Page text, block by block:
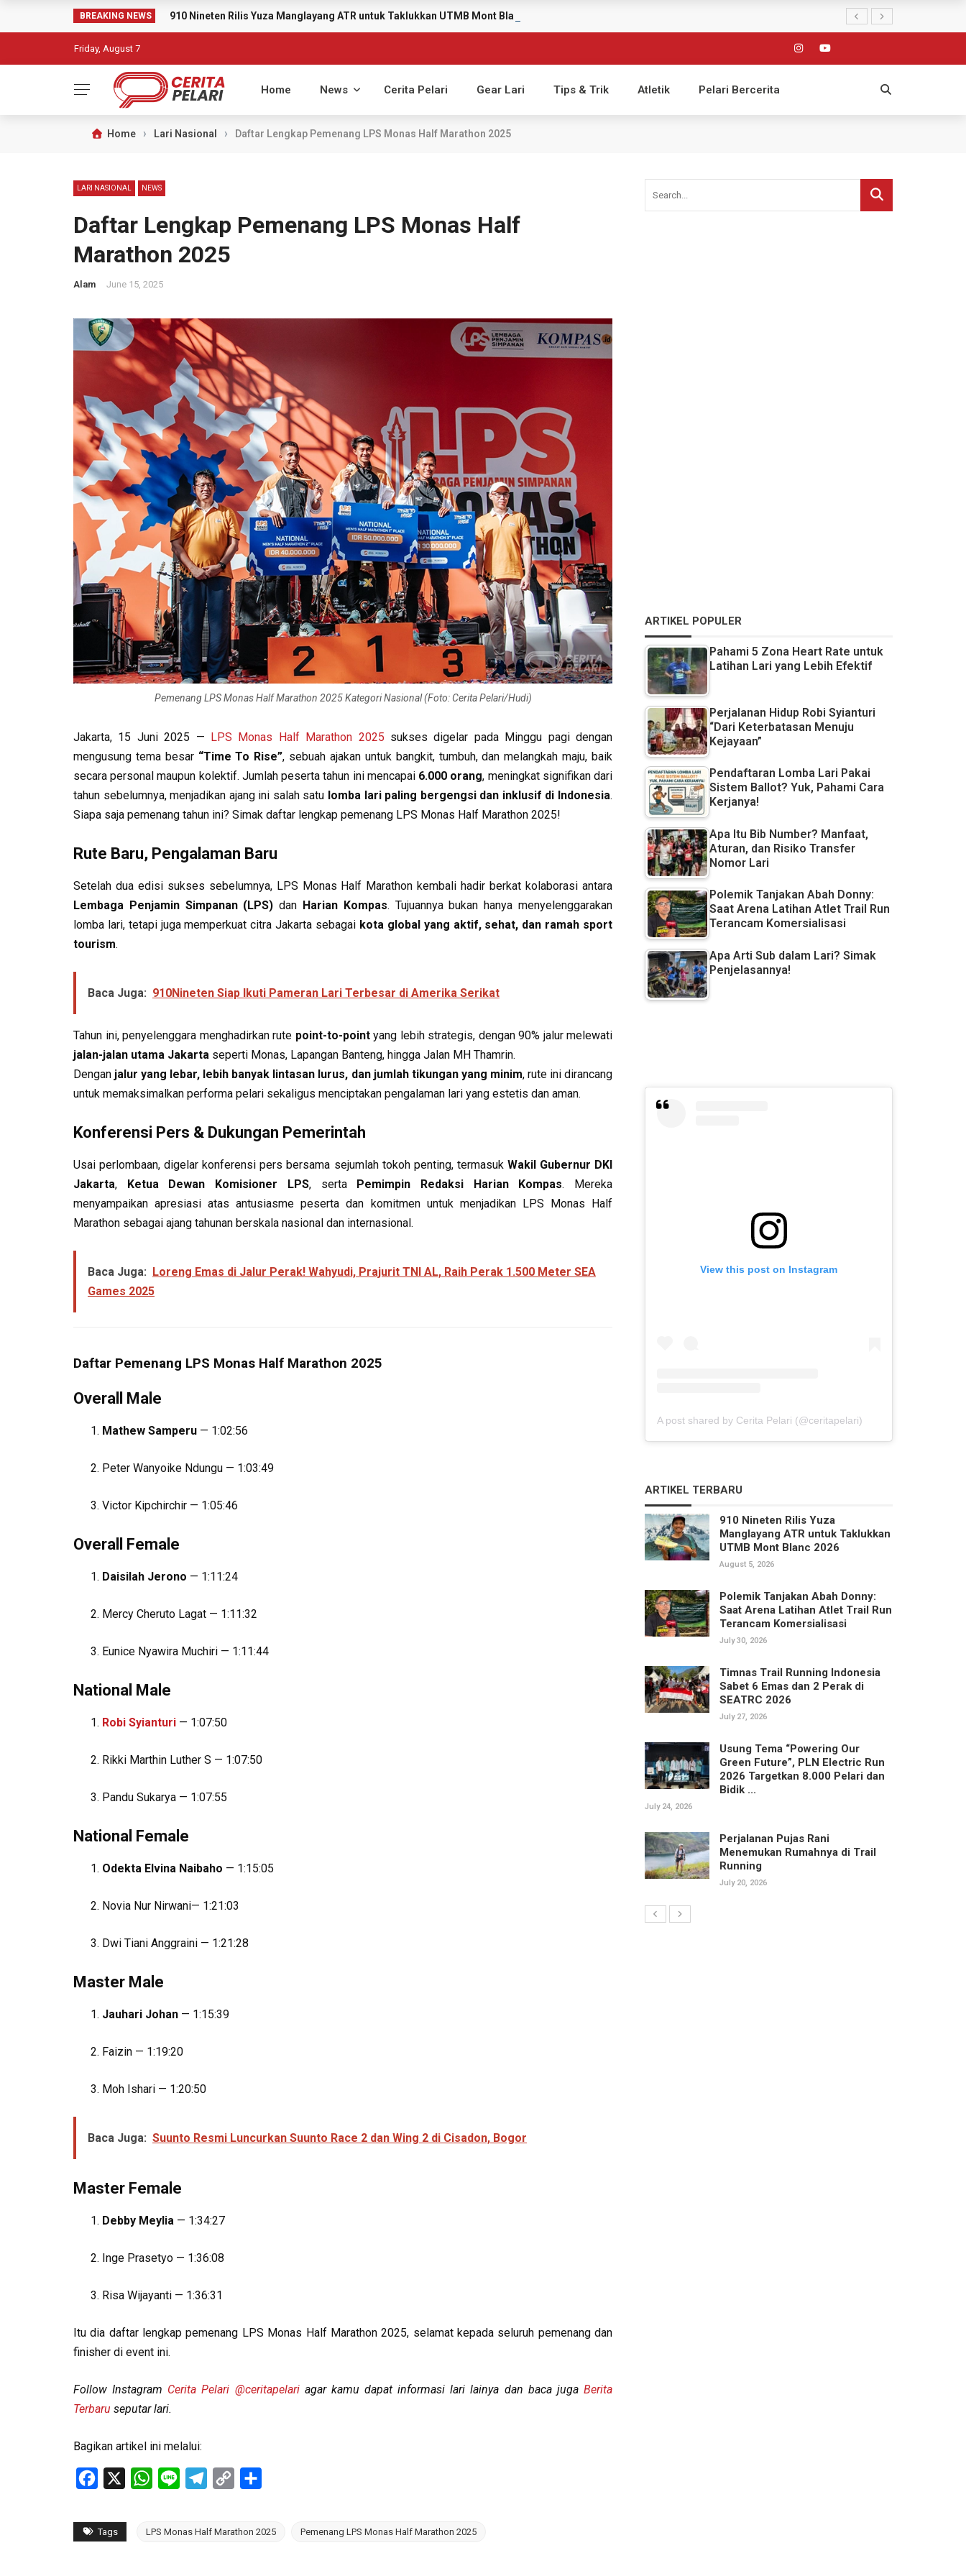
BREAKING NEWS 910 Nineten Rilis Yuza Manglayang ATR untuk Taklukkan UTMB Mont Blanc 2026
Friday, August 7
Home News Cerita Pelari Gear Lari Tips & Trik Atletik Pelari Bercerita
Home › Lari Nasional › Daftar Lengkap Pemenang LPS Monas Half Marathon 2025
LARI NASIONAL NEWS
Daftar Lengkap Pemenang LPS Monas Half
Marathon 2025
Alam June 15, 2025
Pemenang LPS Monas Half Marathon 2025 Kategori Nasional (Foto: Cerita Pelari/Hudi)
Jakarta, 15 Juni 2025 — LPS Monas Half Marathon 2025 sukses digelar pada Minggu pagi dengan
mengusung tema besar “Time To Rise”, sebuah ajakan untuk bangkit, tumbuh, dan melangkah maju, baik
secara personal maupun kolektif. Jumlah peserta tahun ini mencapai 6.000 orang, meningkat signifikan dari
tahun sebelumnya, menjadikan ajang ini salah satu lomba lari paling bergengsi dan inklusif di Indonesia.
Siapa saja pemenang tahun ini? Simak daftar lengkap pemenang LPS Monas Half Marathon 2025!
Rute Baru, Pengalaman Baru
Setelah dua edisi sukses sebelumnya, LPS Monas Half Marathon kembali hadir berkat kolaborasi antara
Lembaga Penjamin Simpanan (LPS) dan Harian Kompas. Tujuannya bukan hanya menyelenggarakan
lomba lari, tetapi juga memperkuat citra Jakarta sebagai kota global yang aktif, sehat, dan ramah sport
tourism.
Baca Juga: 910Nineten Siap Ikuti Pameran Lari Terbesar di Amerika Serikat
Tahun ini, penyelenggara menghadirkan rute point-to-pointyang lebih strategis, dengan 90% jalur melewati
jalan-jalan utama Jakarta seperti Monas, Lapangan Banteng, hingga Jalan MH Thamrin.
Dengan jalur yang lebar, lebih banyak lintasan lurus, dan jumlah tikungan yang minim, rute ini dirancang
untuk memaksimalkan performa pelari sekaligus menciptakan pengalaman lari yang estetis dan aman.
Konferensi Pers & Dukungan Pemerintah
Usai perlombaan, digelar konferensi pers bersama sejumlah tokoh penting, termasuk Wakil Gubernur DKI
Jakarta, Ketua Dewan Komisioner LPS, serta Pemimpin Redaksi Harian Kompas. Mereka
menyampaikan apresiasi atas antusiasme peserta dan komitmen untuk menjadikan LPS Monas Half
Marathon sebagai ajang tahunan berskala nasional dan internasional.
Baca Juga: Loreng Emas di Jalur Perak! Wahyudi, Prajurit TNI AL, Raih Perak 1.500 Meter SEA
Games 2025
Daftar Pemenang LPS Monas Half Marathon 2025
Overall Male
Mathew Samperu — 1:02:56
Peter Wanyoike Ndungu — 1:03:49
Victor Kipchirchir — 1:05:46
Overall Female
Daisilah Jerono — 1:11:24
Mercy Cheruto Lagat — 1:11:32
Eunice Nyawira Muchiri — 1:11:44
National Male
Robi Syianturi — 1:07:50
Rikki Marthin Luther S — 1:07:50
Pandu Sukarya — 1:07:55
National Female
Odekta Elvina Naibaho — 1:15:05
Novia Nur Nirwani— 1:21:03
Dwi Tiani Anggraini — 1:21:28
Master Male
Jauhari Johan — 1:15:39
Faizin — 1:19:20
Moh Ishari — 1:20:50
Baca Juga: Suunto Resmi Luncurkan Suunto Race 2 dan Wing 2 di Cisadon, Bogor
Master Female
Debby Meylia — 1:34:27
Inge Prasetyo — 1:36:08
Risa Wijayanti — 1:36:31
Itu dia daftar lengkap pemenang LPS Monas Half Marathon 2025, selamat kepada seluruh pemenang dan
finisher di event ini.
Follow Instagram Cerita Pelari @ceritapelariagar kamu dapat informasi lari lainya dan baca jugaBerita
Terbaru seputar lari.
Bagikan artikel ini melalui:
Facebook WhatsApp
Line Telegram
Copy
Tags LPS Monas Half Marathon 2025 Pemenang LPS Monas Half Marathon 2025
ARTIKEL POPULER
Pahami 5 Zona Heart Rate untuk
Latihan Lari yang Lebih Efektif
Perjalanan Hidup Robi Syianturi
“Dari Keterbatasan Menuju
Kejayaan”
Pendaftaran Lomba Lari Pakai
Sistem Ballot? Yuk, Pahami Cara
Kerjanya!
Apa Itu Bib Number? Manfaat,
Aturan, dan Risiko Transfer
Nomor Lari
Polemik Tanjakan Abah Donny:
Saat Arena Latihan Atlet Trail Run
Terancam Komersialisasi
Apa Arti Sub dalam Lari? Simak
Penjelasannya!
View this post on Instagram
A post shared by Cerita Pelari (@ceritapelari)
ARTIKEL TERBARU
910 Nineten Rilis Yuza
Manglayang ATR untuk Taklukkan
UTMB Mont Blanc 2026
August 5, 2026
Polemik Tanjakan Abah Donny:
Saat Arena Latihan Atlet Trail Run
Terancam Komersialisasi
July 30, 2026
Timnas Trail Running Indonesia
Sabet 6 Emas dan 2 Perak di
SEATRC 2026
July 27, 2026
Usung Tema “Powering Our
Green Future”, PLN Electric Run
2026 Targetkan 8.000 Pelari dan
Bidik ...
July 24, 2026
Perjalanan Pujas Rani
Menemukan Rumahnya di Trail
Running
July 20, 2026